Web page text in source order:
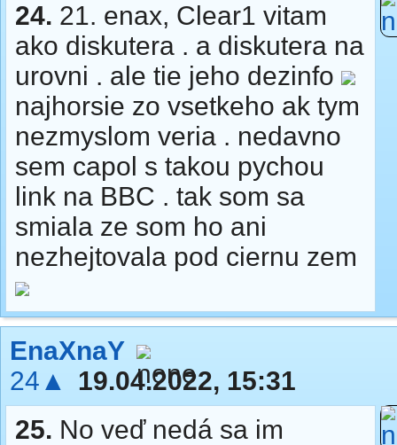
24. 21. enax, Clear1 vitam
ako diskutera . a diskutera na
urovni . ale tie jeho dezinfo
najhorsie zo vsetkeho ak tym
nezmyslom veria . nedavno
sem capol s takou pychou
link na BBC . tak som sa
smiala ze som ho ani
nezhejtovala pod ciernu zem
EnaXnaY
24▲
19.04.2022, 15:31
25. No veď nedá sa im